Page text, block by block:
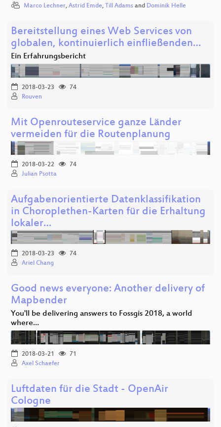
Marco Lechner, Astrid Emde, Till Adams and Dominik Helle
Bereitstellung eines Web Services von
globalen, kontinuierlich einfließenden…
Ein Erfahrungsbericht
2018-03-23
74
Rouven
Mit Openrouteservice ganze Länder
vermeiden für die Routenplanung
2018-03-22
74
Julian Psotta
Aufgabenorientierte Datenklassifikation
in Choroplethen-Karten für die Erhaltung
lokaler…
2018-03-23
74
Ariel Chang
Good news everyone: Another delivery of
Mapbender
You'll be delivering answers to Fossgis 2018, a world
where…
2018-03-21
71
Axel Schaefer
Luftdaten für die Stadt - OpenAir
Cologne